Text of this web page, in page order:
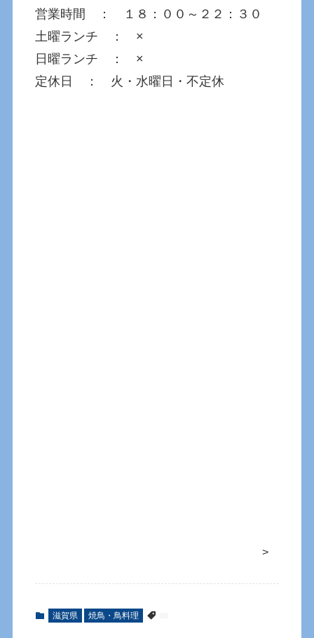
営業時間 ： １８：００～２２：３０
土曜ランチ ： ×
日曜ランチ ： ×
定休日 ： 火・水曜日・不定休
>
滋賀県 焼鳥・鳥料理